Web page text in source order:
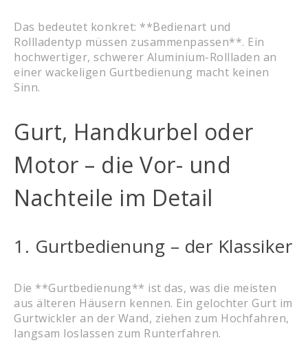
Das bedeutet konkret: **Bedienart und
Rollladentyp müssen zusammenpassen**. Ein
hochwertiger, schwerer Aluminium-Rollladen an
einer wackeligen Gurtbedienung macht keinen
Sinn.
Gurt, Handkurbel oder
Motor – die Vor- und
Nachteile im Detail
1. Gurtbedienung – der Klassiker
Die **Gurtbedienung** ist das, was die meisten
aus älteren Häusern kennen. Ein gelochter Gurt im
Gurtwickler an der Wand, ziehen zum Hochfahren,
langsam loslassen zum Runterfahren.